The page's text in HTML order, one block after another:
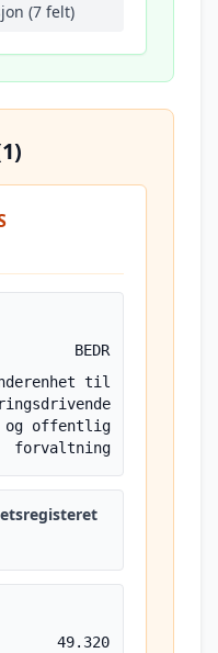
(7 felt)
BEDR
til
og offentlig
forvaltning
49.320